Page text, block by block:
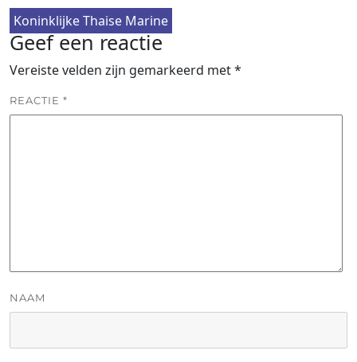
Koninklijke Thaise Marine
Geef een reactie
Vereiste velden zijn gemarkeerd met*
REACTIE *
NAAM